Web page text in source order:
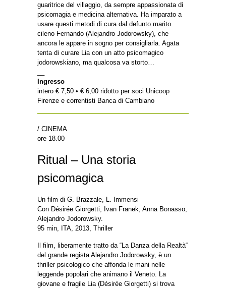
guaritrice del villaggio, da sempre appassionata di
psicomagia e medicina alternativa. Ha imparato a
usare questi metodi di cura dal defunto marito
cileno Fernando (Alejandro Jodorowsky), che
ancora le appare in sogno per consigliarla. Agata
tenta di curare Lia con un atto psicomagico
jodorowskiano, ma qualcosa va storto…
Ingresso
intero € 7,50 • € 6,00 ridotto per soci Unicoop
Firenze e correntisti Banca di Cambiano
/ CINEMA
ore 18.00
Ritual – Una storia
psicomagica
Un film di G. Brazzale, L. Immensi
Con Désirée Giorgetti, Ivan Franek, Anna Bonasso,
Alejandro Jodorowsky.
95 min, ITA, 2013, Thriller
Il film, liberamente tratto da “La Danza della Realtà“
del grande regista Alejandro Jodorowsky, è un
thriller psicologico che affonda le mani nelle
leggende popolari che animano il Veneto. La
giovane e fragile Lia (Désirée Giorgetti) si trova